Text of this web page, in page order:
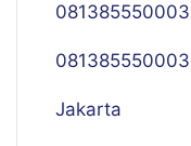
Jakarta